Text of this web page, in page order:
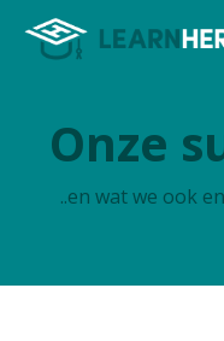
contentOnze
..en wat we ook